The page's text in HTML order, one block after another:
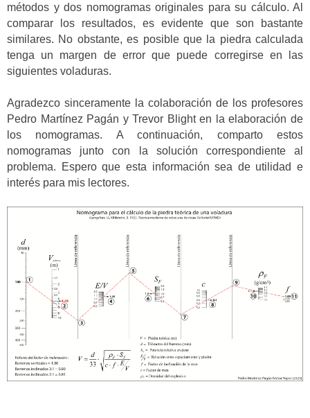
métodos y dos nomogramas originales para su cálculo. Al
comparar los resultados, es evidente que son bastante
similares. No obstante, es posible que la piedra calculada
tenga un margen de error que puede corregirse en las
siguientes voladuras.
Agradezco sinceramente la colaboración de los profesores
Pedro Martínez Pagán y Trevor Blight en la elaboración de
los nomogramas. A continuación, comparto estos
nomogramas junto con la solución correspondiente al
problema. Espero que esta información sea de utilidad e
interés para mis lectores.